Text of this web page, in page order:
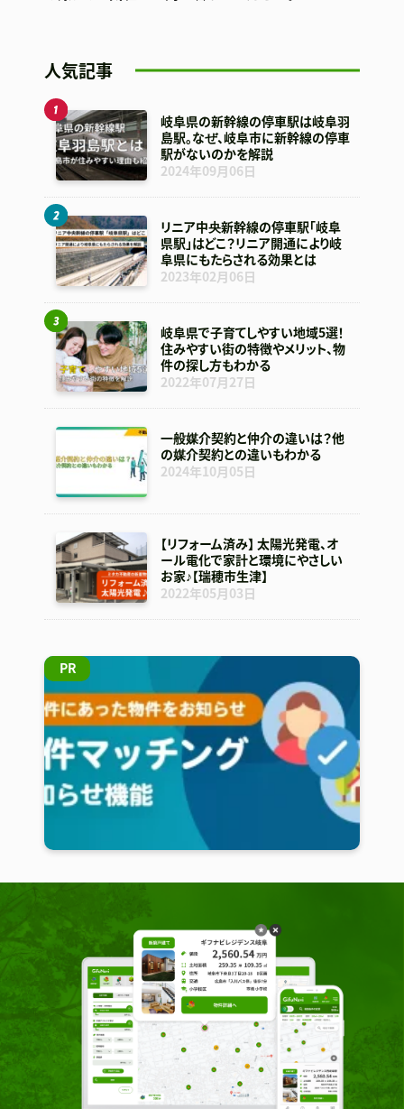
人気記事
岐阜県の新幹線の停車駅は岐阜羽
島駅。なぜ、岐阜市に新幹線の停車
駅がないのかを解説
2024年09月06日
リニア中央新幹線の停車駅「岐阜
県駅」はどこ？リニア開通により岐
阜県にもたらされる効果とは
2023年02月06日
岐阜県で子育てしやすい地域5選！
住みやすい街の特徴やメリット、物
件の探し方もわかる
2022年07月27日
一般媒介契約と仲介の違いは？他
の媒介契約との違いもわかる
2024年10月05日
【リフォーム済み】 太陽光発電、オ
ール電化で家計と環境にやさしい
お家♪【瑞穂市生津】
2022年05月03日